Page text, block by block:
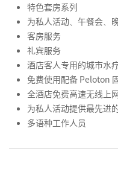
特色套房系列
为私人活动、午餐会、
客房服务
礼宾服务
酒店客人专用的城市水
免费使用配备 Peloton
全酒店免费高速无线上
为私人活动提供最先进
多语种工作人员